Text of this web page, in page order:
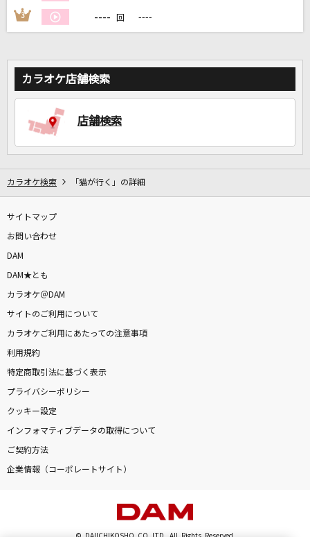
家族や友達と一緒に！練習にも！
3 ---- 回 ----
カラオケ店舗検索
店舗検索
カラオケ検索 「猫が行く」の詳細
サイトマップ
お問い合わせ
DAM
DAM★とも
カラオケ＠DAM
サイトのご利用について
カラオケご利用にあたっての注意事項
利用規約
特定商取引法に基づく表示
プライバシーポリシー
クッキー設定
インフォマティブデータの取得について
ご契約方法
企業情報（コーポレートサイト）
© DAIICHIKOSHO CO.,LTD. All Rights Reserved.